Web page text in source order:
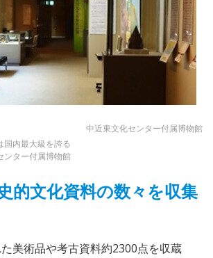
中近東文化センター付属博物館
国内最大級を誇る
ンター付属博物館
的文化資料の数々を収集
美術品や考古資料約2300点を収蔵